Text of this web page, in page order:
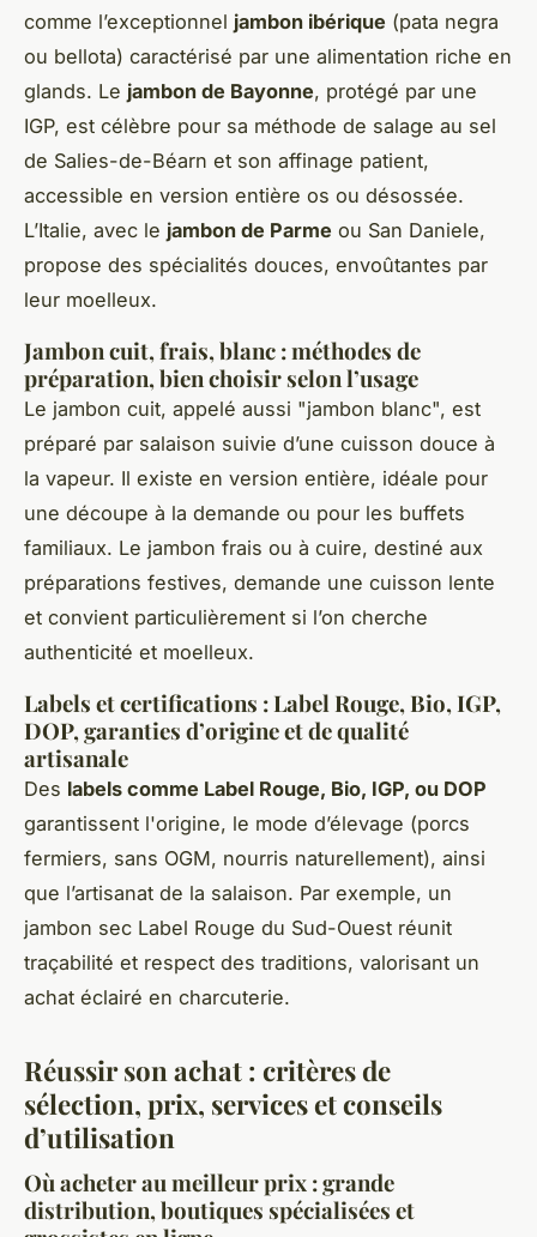
comme l’exceptionnel jambon ibérique (pata negra
ou bellota) caractérisé par une alimentation riche en
glands. Le jambon de Bayonne, protégé par une
IGP, est célèbre pour sa méthode de salage au sel
de Salies-de-Béarn et son affinage patient,
accessible en version entière os ou désossée.
L’Italie, avec le jambon de Parme ou San Daniele,
propose des spécialités douces, envoûtantes par
leur moelleux.
Jambon cuit, frais, blanc : méthodes de
préparation, bien choisir selon l’usage
Le jambon cuit, appelé aussi "jambon blanc", est
préparé par salaison suivie d’une cuisson douce à
la vapeur. Il existe en version entière, idéale pour
une découpe à la demande ou pour les buffets
familiaux. Le jambon frais ou à cuire, destiné aux
préparations festives, demande une cuisson lente
et convient particulièrement si l’on cherche
authenticité et moelleux.
Labels et certifications : Label Rouge, Bio, IGP,
DOP, garanties d’origine et de qualité
artisanale
Des labels comme Label Rouge, Bio, IGP, ou DOP
garantissent l'origine, le mode d’élevage (porcs
fermiers, sans OGM, nourris naturellement), ainsi
que l’artisanat de la salaison. Par exemple, un
jambon sec Label Rouge du Sud-Ouest réunit
traçabilité et respect des traditions, valorisant un
achat éclairé en charcuterie.
Réussir son achat : critères de
sélection, prix, services et conseils
d’utilisation
Où acheter au meilleur prix : grande
distribution, boutiques spécialisées et